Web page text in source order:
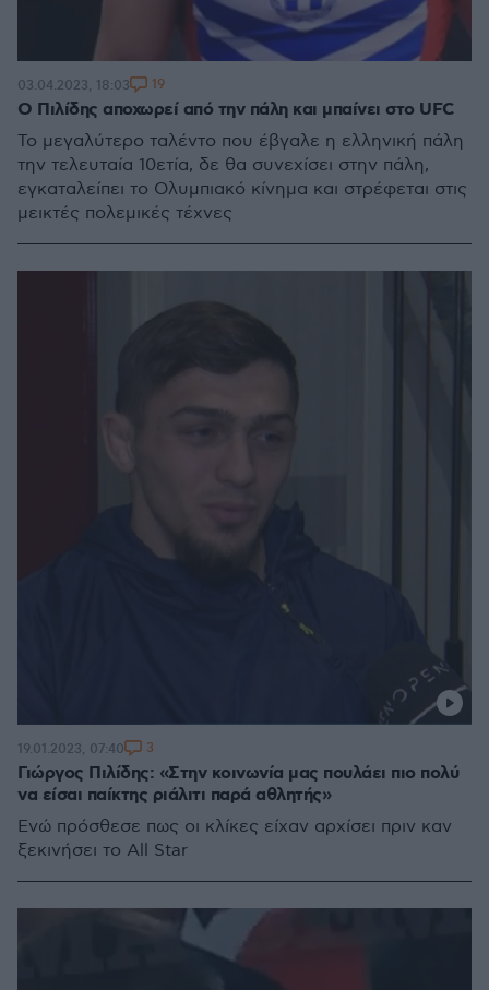
Ο Πιλίδης αποχωρεί από την πάλη και μπαίνει στο UFC
Το μεγαλύτερο ταλέντο που έβγαλε η ελληνική πάλη
την τελευταία 10ετία, δε θα συνεχίσει στην πάλη,
εγκαταλείπει το Ολυμπιακό κίνημα και στρέφεται στις
μεικτές πολεμικές τέχνες
03.04.2023, 18:03 19
Γιώργος Πιλίδης: «Στην κοινωνία μας πουλάει πιο πολύ
να είσαι παίκτης ριάλιτι παρά αθλητής»
Ενώ πρόσθεσε πως οι κλίκες είχαν αρχίσει πριν καν
ξεκινήσει το All Star
19.01.2023, 07:40 3